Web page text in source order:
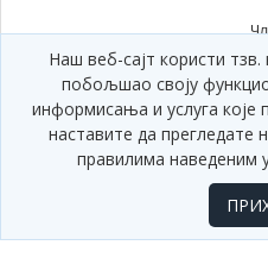
Наш веб-сајт користи
побољшао своју
информисања и услуга које
наставите да прегледате
правилима наведеним
Активности друштвено-
активности: хуманитарне акције;
учионица, других просторија, као и
прикупљања материјала за
школског простора за одржавање
гостовања, спортских и других
заштите за смештај деце и
крсту; и друге активности које
и унапређивању односа заснованих